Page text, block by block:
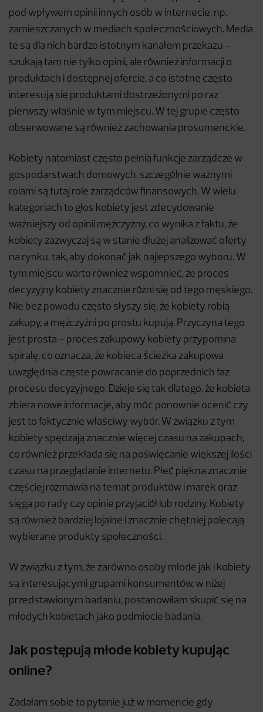
pod wpływem opinii innych osób w internecie, np.
zamieszczanych w mediach społecznościowych. Media
te są dla nich bardzo istotnym kanałem przekazu –
szukają tam nie tylko opinii, ale również informacji o
produktach i dostępnej ofercie, a co istotne często
interesują się produktami dostrzeżonymi po raz
pierwszy właśnie w tym miejscu. W tej grupie często
obserwowane są również zachowania prosumenckie.
Kobiety natomiast często pełnią funkcje zarządcze w
gospodarstwach domowych, szczególnie ważnymi
rolami są tutaj role zarządców finansowych. W wielu
kategoriach to głos kobiety jest zdecydowanie
ważniejszy od opinii mężczyzny, co wynika z faktu, że
kobiety zazwyczaj są w stanie dłużej analizować oferty
na rynku, tak, aby dokonać jak najlepszego wyboru. W
tym miejscu warto również wspomnieć, że proces
decyzyjny kobiety znacznie różni się od tego męskiego.
Nie bez powodu często słyszy się, że kobiety robią
zakupy, a mężczyźni po prostu kupują. Przyczyna tego
jest prosta – proces zakupowy kobiety przypomina
spiralę, co oznacza, że kobieca ścieżka zakupowa
uwzględnia częste powracanie do poprzednich faz
procesu decyzyjnego. Dzieje się tak dlatego, że kobieta
zbiera nowe informacje, aby móc ponownie ocenić czy
jest to faktycznie właściwy wybór. W związku z tym
kobiety spędzają znacznie więcej czasu na zakupach,
co również przekłada się na poświęcanie większej ilości
czasu na przeglądanie internetu. Płeć piękna znacznie
częściej rozmawia na temat produktów i marek oraz
sięga po rady czy opinie przyjaciół lub rodziny. Kobiety
są również bardziej lojalne i znacznie chętniej polecają
wybierane produkty społeczności.
W związku z tym, że zarówno osoby młode jak i kobiety
są interesującymi grupami konsumentów, w niżej
przedstawionym badaniu, postanowiłam skupić się na
młodych kobietach jako podmiocie badania.
Jak postępują młode kobiety kupując
online?
Zadałam sobie to pytanie już w momencie gdy